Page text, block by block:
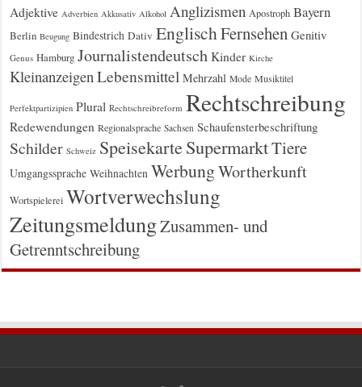
Adjektive Adverbien Akkusativ Alkohol Anglizismen Apostroph Bayern
Berlin Beugung Bindestrich Dativ EnglischFernsehen Genitiv
Genus Hamburg Journalistendeutsch Kinder Kirche
KleinanzeigenLebensmittel Mehrzahl Mode Musiktitel
Perfektpartizipien Plural Rechtschreibreform Rechtschreibung
Redewendungen Regionalsprache Sachsen Schaufensterbeschriftung
Schilder Schweiz Speisekarte SupermarktTiere
Umgangssprache Weihnachten WerbungWortherkunft
Wortspielerei Wortverwechslung
ZeitungsmeldungZusammen- und
Getrenntschreibung